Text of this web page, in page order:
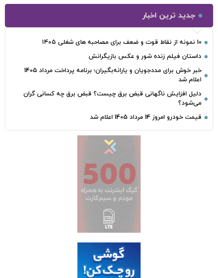
جدید ترین اخبار
10 نمونه از نقاط قوت و ضعف برای مصاحبه‌ های شغلی ۱۴۰۵
داستان فیلم زنده شور و عکس بازیگرانش
خبر خوش برای مددجویان و یارانه‌بگیران؛ برنامه پرداخت مرداد 1405
اعلام شد
دلیل افزایش ناگهانی قبض برق چیست؟ قبض برق چه کسانی گران
می‌شود؟
قیمت خودرو امروز 14 مرداد 1405 اعلام شد